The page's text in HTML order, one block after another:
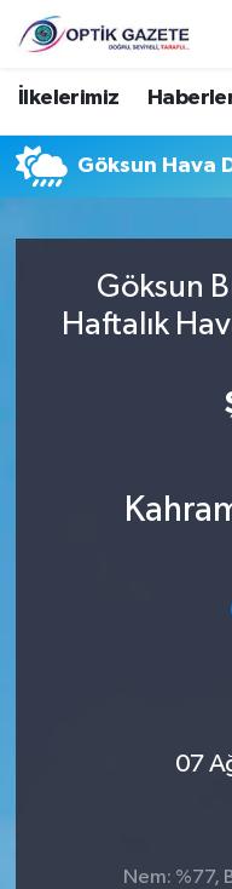
İlkelerimiz
Göksun Hava
Göksun
Haftalık
07
Nem: %77,
Nöbetçi
Hava Durumu
Trafik Durumu
Süper Lig Puan
Haber Arşivi